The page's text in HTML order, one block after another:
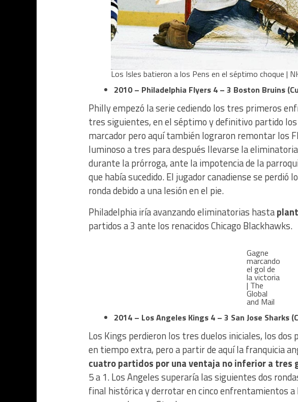
Los Isles batieron a los Pens en el séptimo choque |
2010 – Philadelphia Flyers 4 – 3 Boston Bruins
Philly empezó la serie cediendo los tres primeros
tres siguientes, en el séptimo y definitivo partido los
marcador pero aquí también lograron remontar los
luminoso a tres para después llevarse la eliminatoria
durante la prórroga, ante la impotencia de la
que había sucedido. El jugador canadiense se perdió
ronda debido a una lesión en el pie.
Philadelphia iría avanzando eliminatorias hasta
partidos a 3 ante los renacidos Chicago Blackhawks.
Gagne
marcando
el gol de
la victoria
| The
Global
and Mail
2014 – Los Angeles Kings 4 – 3 San Jose Sharks
Los Kings perdieron los tres duelos iniciales, los
en tiempo extra, pero a partir de aquí la franquicia
cuatro partidos por una ventaja no inferior a tres
5 a 1. Los Angeles superaría las siguientes dos
final histórica y derrotar en cinco enfrentamientos a